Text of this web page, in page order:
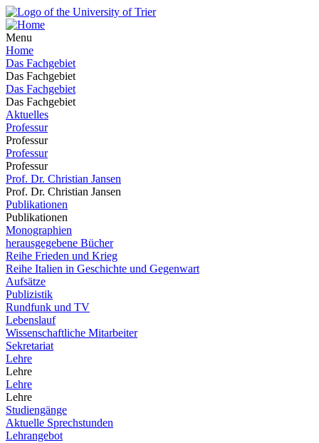
Menu
Home
Das Fachgebiet
Das Fachgebiet
Das Fachgebiet
Das Fachgebiet
Aktuelles
Professur
Professur
Professur
Professur
Prof. Dr. Christian Jansen
Prof. Dr. Christian Jansen
Publikationen
Publikationen
Monographien
herausgegebene Bücher
Reihe Frieden und Krieg
Reihe Italien in Geschichte und Gegenwart
Aufsätze
Publizistik
Rundfunk und TV
Lebenslauf
Wissenschaftliche Mitarbeiter
Sekretariat
Lehre
Lehre
Lehre
Lehre
Studiengänge
Aktuelle Sprechstunden
Lehrangebot